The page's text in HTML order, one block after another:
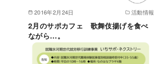
2016年2月24日 活動情報
2月のサポカフェ 歌舞伎揚げを食べ
ながら…。